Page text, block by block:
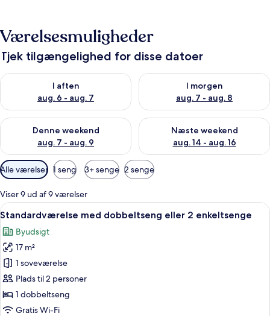
Værelsesmuligheder
Tjek tilgængelighed for disse datoer
I aften
aug. 6 - aug. 7
Tjek tilgængelighed for i aften aug. 6 - aug. 7
I morgen
aug. 7 - aug. 8
Tjek tilgængelighed for i
Denne weekend
aug. 7 - aug. 9
Tjek tilgængelighed for denne weekend aug. 7 - aug. 9
Næste weekend
aug. 14 - aug. 16
Tjek tilgængelighed for næste
Tilgængelige
filtre
for
værelser
Alle værelser 1 seng 3+ senge 2 senge
Viser 9 ud af 9 værelser
Indlæs
alle
billeder
af
Standardværelse
med
dobbeltseng
eller
Et hotelværelse med en stor seng,
4
Standardværelse med dobbeltseng eller 2 enkeltsenge
Byudsigt
17 m²
1 soveværelse
Plads til 2 personer
1 dobbeltseng
Gratis Wi-Fi